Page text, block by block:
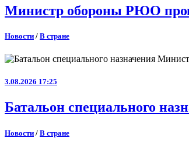
Министр обороны РЮО
Новости / В стране
3.08.2026 17:25
Батальон специального
Новости / В стране